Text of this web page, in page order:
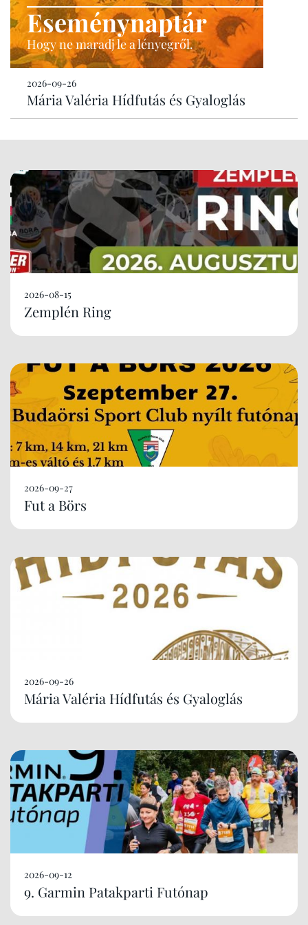
Eseménynaptár
Hogy ne maradj le a lényegről.
2026-09-26
Mária Valéria Hídfutás és Gyaloglás
2026-08-15
Zemplén Ring
2026-09-27
Fut a Börs
2026-09-26
Mária Valéria Hídfutás és Gyaloglás
2026-09-12
9. Garmin Patakparti Futónap